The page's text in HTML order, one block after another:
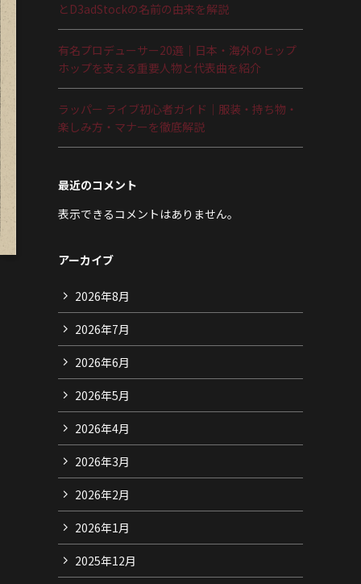
とD3adStockの名前の由来を解説
有名プロデューサー20選｜日本・海外のヒップ
ホップを支える重要人物と代表曲を紹介
ラッパー ライブ初心者ガイド｜服装・持ち物・
楽しみ方・マナーを徹底解説
最近のコメント
表示できるコメントはありません。
アーカイブ
2026年8月
2026年7月
2026年6月
2026年5月
2026年4月
2026年3月
2026年2月
2026年1月
2025年12月